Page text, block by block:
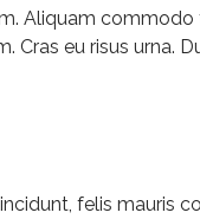
Aliquam commodo
Cras eu risus urna.
felis mauris